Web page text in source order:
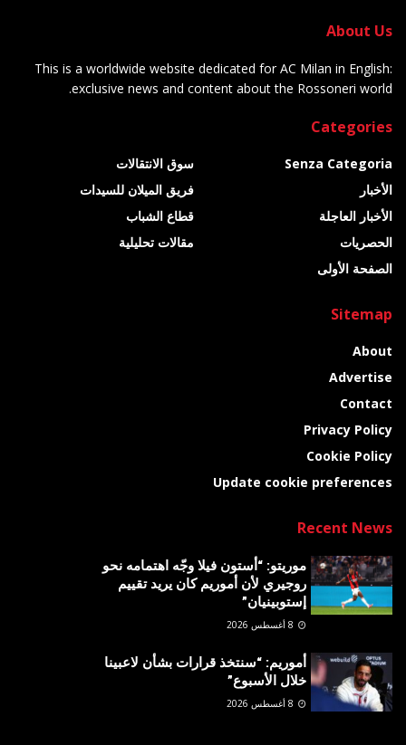
About Us
This is a worldwide website dedicated for AC Milan in English:
exclusive news and content about the Rossoneri world.
Categories
Senza Categoria
الأخبار
الأخبار العاجلة
الحصريات
الصفحة الأولى
سوق الانتقالات
فريق الميلان للسيدات
قطاع الشباب
مقالات تحليلية
Sitemap
About
Advertise
Contact
Privacy Policy
Cookie Policy
Update cookie preferences
Recent News
موريتو: “أستون فيلا وجّه اهتمامه نحو
روجيري لأن أموريم كان يريد تقييم
إستوبينيان”
أموريم: “سنتخذ قرارات بشأن لاعبينا
خلال الأسبوع”